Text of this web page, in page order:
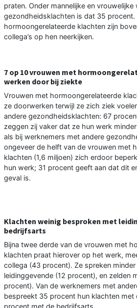
praten. Onder mannelijke en
gezondheidsklachten is dat 35 procent.
hormoongerelateerde klachten zijn
collega’s op hen neerkijken.
7 op 10 vrouwen met
werken door bij ziekte
Vrouwen met hormoongerelateerde
ze doorwerken terwijl ze zich ziek
andere gezondheidsklachten: 67
zeggen zij vaker dat ze hun werk
als bij werknemers met andere
ongeveer de helft van de vrouwen met
klachten (1,6 miljoen) zich erdoor
hun werk; 31 procent geeft aan dat dit
geval is.
Klachten weinig besproken met
bedrijfsarts
Bijna twee derde van de vrouwen met
klachten praat hierover op het werk,
collega (43 procent). Ze spreken
leidinggevende (12 procent), en zelden
procent). Van de werknemers met
bespreekt 35 procent hun klachten met
procent met de bedrijfsarts.